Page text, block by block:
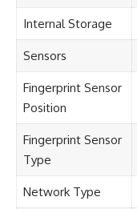
Internal Storage
Sensors
Fingerprint Sensor
Position
Fingerprint Sensor
Type
Network Type